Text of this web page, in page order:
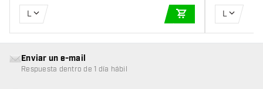
L
AÑADIR A LA
L
Enviar un e-mail
Respuesta dentro de 1 día hábil